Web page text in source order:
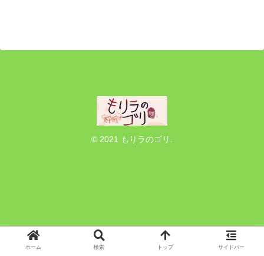
© 2021 もりラのゴリ.
ホーム 検索 トップ サイドバー